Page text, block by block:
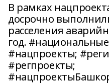
В рамках
досрочно
расселения
год.
#нацпроекты;
#регпроекты;